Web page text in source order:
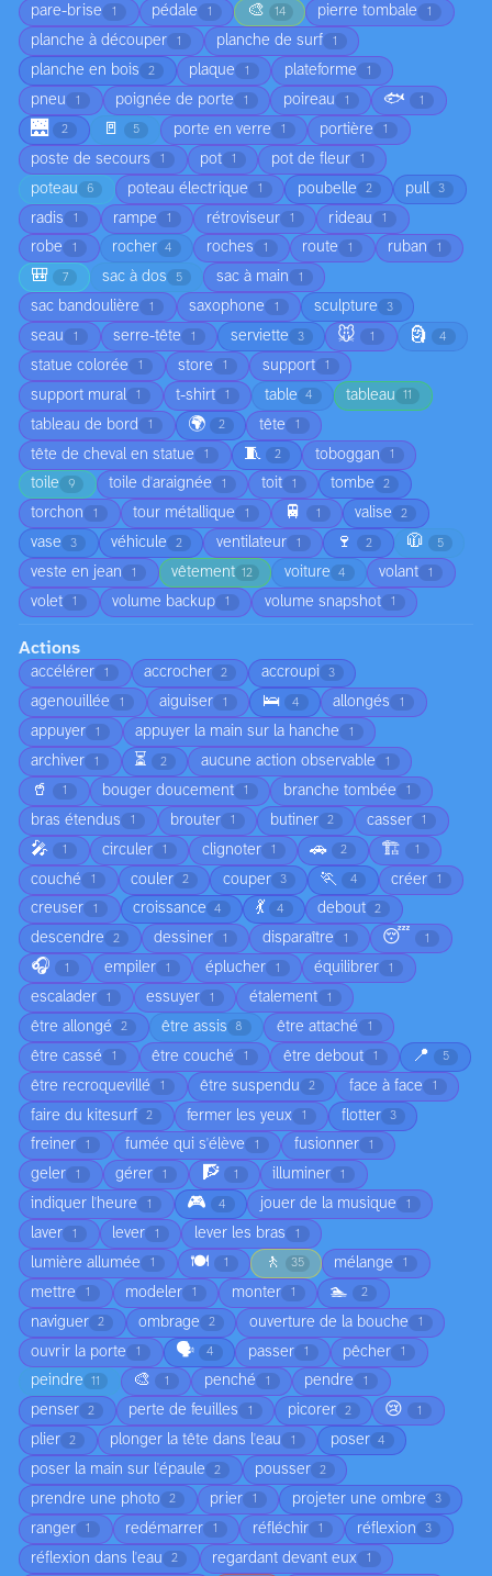
pare-brise 1 pédale 1 🎨 14 pierre tombale 1
planche à découper 1 planche de surf 1
planche en bois 2 plaque 1 plateforme 1
pneu 1 poignée de porte 1 poireau 1 🐟 1
🌉 2 🚪 5 porte en verre 1 portière 1
poste de secours 1 pot 1 pot de fleur 1
poteau 6 poteau électrique 1 poubelle 2 pull 3
radis 1 rampe 1 rétroviseur 1 rideau 1
robe 1 rocher 4 roches 1 route 1 ruban 1
🎒 7 sac à dos 5 sac à main 1
sac bandoulière 1 saxophone 1 sculpture 3
seau 1 serre-tête 1 serviette 3 🐭 1 🗿 4
statue colorée 1 store 1 support 1
support mural 1 t-shirt 1 table 4 tableau 11
tableau de bord 1 🌍 2 tête 1
tête de cheval en statue 1 🧵 2 toboggan 1
toile 9 toile d'araignée 1 toit 1 tombe 2
torchon 1 tour métallique 1 🚆 1 valise 2
vase 3 véhicule 2 ventilateur 1 🍷 2 🧥 5
veste en jean 1 vêtement 12 voiture 4 volant 1
volet 1 volume backup 1 volume snapshot 1
Actions
accélérer 1 accrocher 2 accroupi 3
agenouillée 1 aiguiser 1 🛌 4 allongés 1
appuyer 1 appuyer la main sur la hanche 1
archiver 1 ⏳ 2 aucune action observable 1
🥤 1 bouger doucement 1 branche tombée 1
bras étendus 1 brouter 1 butiner 2 casser 1
🎤 1 circuler 1 clignoter 1 🚗 2 🏗️ 1
couché 1 couler 2 couper 3 🏃 4 créer 1
creuser 1 croissance 4 💃 4 debout 2
descendre 2 dessiner 1 disparaître 1 😴 1
🎧 1 empiler 1 éplucher 1 équilibrer 1
escalader 1 essuyer 1 étalement 1
être allongé 2 être assis 8 être attaché 1
être cassé 1 être couché 1 être debout 1 📍 5
être recroquevillé 1 être suspendu 2 face à face 1
faire du kitesurf 2 fermer les yeux 1 flotter 3
freiner 1 fumée qui s'élève 1 fusionner 1
geler 1 gérer 1 🧗 1 illuminer 1
indiquer l'heure 1 🎮 4 jouer de la musique 1
laver 1 lever 1 lever les bras 1
lumière allumée 1 🍽️ 1 🚶 35 mélange 1
mettre 1 modeler 1 monter 1 🏊 2
naviguer 2 ombrage 2 ouverture de la bouche 1
ouvrir la porte 1 🗣️ 4 passer 1 pêcher 1
peindre 11 🎨 1 penché 1 pendre 1
penser 2 perte de feuilles 1 picorer 2 😢 1
plier 2 plonger la tête dans l'eau 1 poser 4
poser la main sur l'épaule 2 pousser 2
prendre une photo 2 prier 1 projeter une ombre 3
ranger 1 redémarrer 1 réfléchir 1 réflexion 3
réflexion dans l'eau 2 regardant devant eux 1